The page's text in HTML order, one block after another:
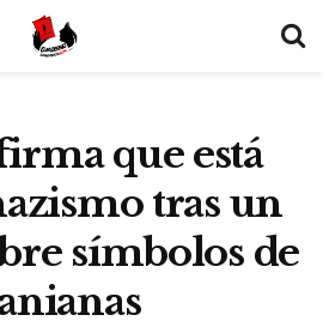
que está
tras un
símbolos de